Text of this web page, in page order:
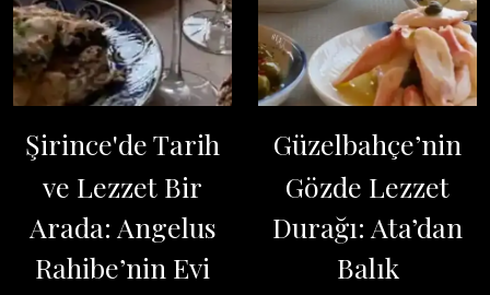
Şirince'de Tarih
ve Lezzet Bir
Arada: Angelus
Rahibe’nin Evi
Güzelbahçe’nin
Gözde Lezzet
Durağı: Ata’dan
Balık